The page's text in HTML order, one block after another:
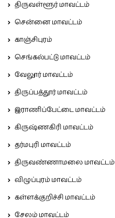
திருவள்ளூர் மாவட்டம்
சென்னை மாவட்டம்
காஞ்சிபுரம்
செங்கல்பட்டு மாவட்டம்
வேலூர் மாவட்டம்
திருப்பத்தூர் மாவட்டம்
இராணிப்பேட்டை மாவட்டம்
கிருஷ்ணகிரி மாவட்டம்
தர்மபுரி மாவட்டம்
திருவண்ணாமலை மாவட்டம்
விழுப்புரம் மாவட்டம்
கள்ளக்குறிச்சி மாவட்டம்
சேலம் மாவட்டம்